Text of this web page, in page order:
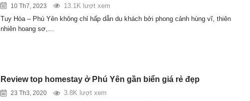
10 Th7, 2023
13.1K lượt xem
Tuy Hòa – Phú Yên không chỉ hấp dẫn du khách bởi phong cảnh hùng vĩ, thiên
nhiên hoang sơ,…
Review top homestay ở Phú Yên gần biển giá rẻ đẹp
23 Th3, 2020
3.8K lượt xem